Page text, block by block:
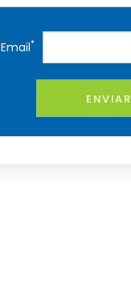
Email*
ENVIAR